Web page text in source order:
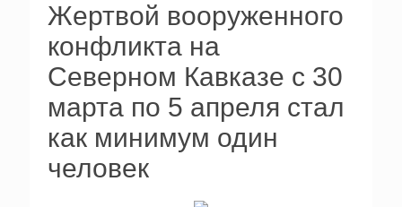
Жертвой вооруженного
конфликта на
Северном Кавказе с 30
марта по 5 апреля стал
как минимум один
человек